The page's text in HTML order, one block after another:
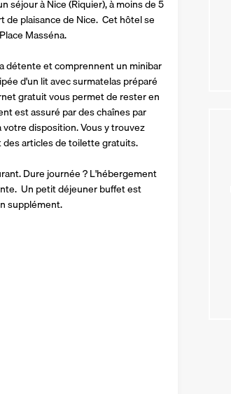
séjour à Nice (Riquier), à moins de 5
plaisance de Nice.  Cet hôtel se
Masséna.
détente et comprennent un minibar
d'un lit avec surmatelas préparé
gratuit vous permet de rester en
est assuré par des chaînes par
votre disposition. Vous y trouvez
des articles de toilette gratuits.
Dure journée ? L'hébergement
Un petit déjeuner buffet est
supplément.